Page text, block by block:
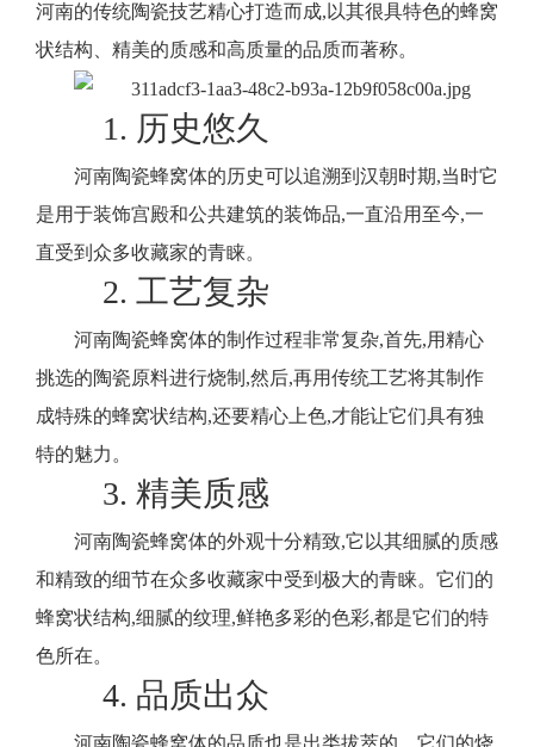
河南的传统陶瓷技艺精心打造而成,以其很具特色的蜂窝
状结构、精美的质感和高质量的品质而著称。
1. 历史悠久
河南陶瓷蜂窝体的历史可以追溯到汉朝时期,当时它
是用于装饰宫殿和公共建筑的装饰品,一直沿用至今,一
直受到众多收藏家的青睐。
2. 工艺复杂
河南陶瓷蜂窝体的制作过程非常复杂,首先,用精心
挑选的陶瓷原料进行烧制,然后,再用传统工艺将其制作
成特殊的蜂窝状结构,还要精心上色,才能让它们具有独
特的魅力。
3. 精美质感
河南陶瓷蜂窝体的外观十分精致,它以其细腻的质感
和精致的细节在众多收藏家中受到极大的青睐。它们的
蜂窝状结构,细腻的纹理,鲜艳多彩的色彩,都是它们的特
色所在。
4. 品质出众